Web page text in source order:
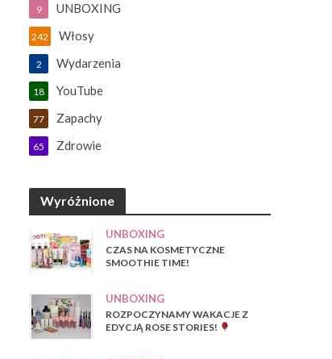
UNBOXING
9
Włosy
242
Wydarzenia
2
YouTube
18
Zapachy
77
Zdrowie
65
Wyróżnione
UNBOXING
CZAS NA KOSMETYCZNE
SMOOTHIE TIME!
UNBOXING
ROZPOCZYNAMY WAKACJE Z
EDYCJĄ ROSE STORIES!